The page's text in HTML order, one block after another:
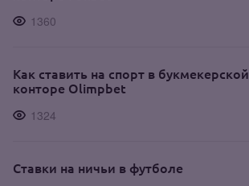
1360
Как ставить на спорт в букмекерской
конторе Olimpbet
1324
Ставки на ничьи в футболе